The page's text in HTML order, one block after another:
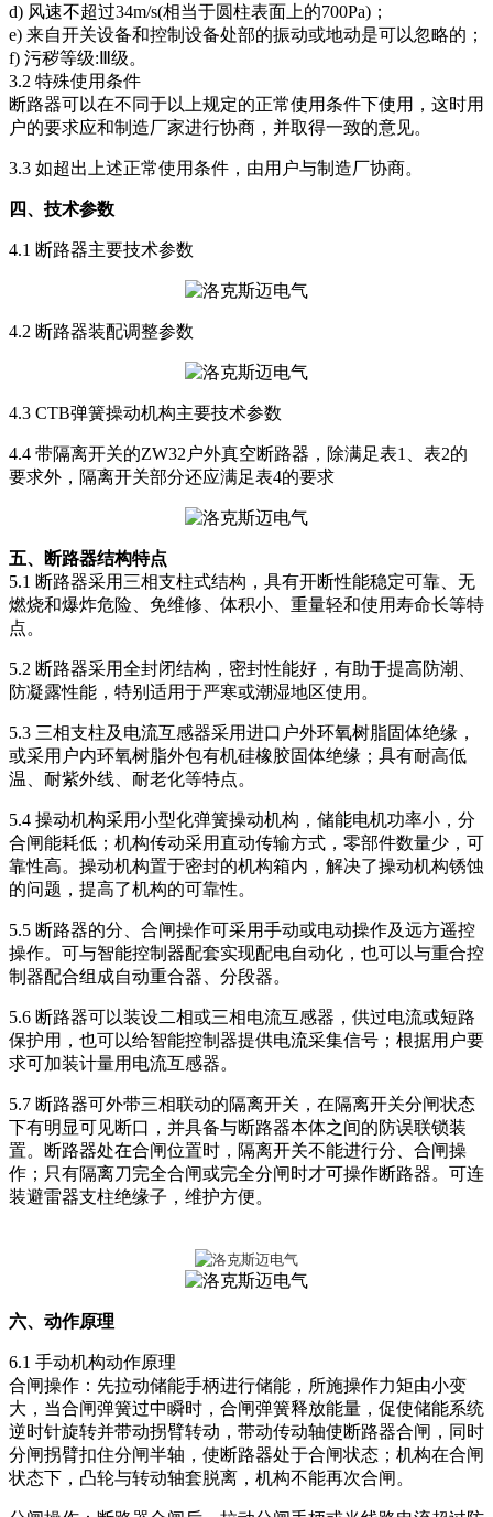
d) 风速不超过34m/s(相当于圆柱表面上的700Pa)；
e) 来自开关设备和控制设备处部的振动或地动是可以忽略的；
f) 污秽等级:Ⅲ级。
3.2 特殊使用条件
断路器可以在不同于以上规定的正常使用条件下使用，这时用
户的要求应和制造厂家进行协商，并取得一致的意见。
3.3 如超出上述正常使用条件，由用户与制造厂协商。
四、技术参数
4.1 断路器主要技术参数
4.2 断路器装配调整参数
4.3 CTB弹簧操动机构主要技术参数
4.4 带隔离开关的ZW32户外真空断路器，除满足表1、表2的
要求外，隔离开关部分还应满足表4的要求
五、断路器结构特点
5.1 断路器采用三相支柱式结构，具有开断性能稳定可靠、无
燃烧和爆炸危险、免维修、体积小、重量轻和使用寿命长等特
点。
5.2 断路器采用全封闭结构，密封性能好，有助于提高防潮、
防凝露性能，特别适用于严寒或潮湿地区使用。
5.3 三相支柱及电流互感器采用进口户外环氧树脂固体绝缘，
或采用户内环氧树脂外包有机硅橡胶固体绝缘；具有耐高低
温、耐紫外线、耐老化等特点。
5.4 操动机构采用小型化弹簧操动机构，储能电机功率小，分
合闸能耗低；机构传动采用直动传输方式，零部件数量少，可
靠性高。操动机构置于密封的机构箱内，解决了操动机构锈蚀
的问题，提高了机构的可靠性。
5.5 断路器的分、合闸操作可采用手动或电动操作及远方遥控
操作。可与智能控制器配套实现配电自动化，也可以与重合控
制器配合组成自动重合器、分段器。
5.6 断路器可以装设二相或三相电流互感器，供过电流或短路
保护用，也可以给智能控制器提供电流采集信号；根据用户要
求可加装计量用电流互感器。
5.7 断路器可外带三相联动的隔离开关，在隔离开关分闸状态
下有明显可见断口，并具备与断路器本体之间的防误联锁装
置。断路器处在合闸位置时，隔离开关不能进行分、合闸操
作；只有隔离刀完全合闸或完全分闸时才可操作断路器。可连
装避雷器支柱绝缘子，维护方便。
六、动作原理
6.1 手动机构动作原理
合闸操作：先拉动储能手柄进行储能，所施操作力矩由小变
大，当合闸弹簧过中瞬时，合闸弹簧释放能量，促使储能系统
逆时针旋转并带动拐臂转动，带动传动轴使断路器合闸，同时
分闸拐臂扣住分闸半轴，使断路器处于合闸状态；机构在合闸
状态下，凸轮与转动轴套脱离，机构不能再次合闸。